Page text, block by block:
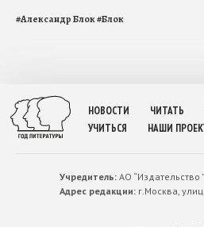
#Александр Блок#Блок
НОВОСТИ ЧИТАТЬ
УЧИТЬСЯ
НАШИ
Учредитель:АО “Издательство
Адрес редакции:г.Москва,